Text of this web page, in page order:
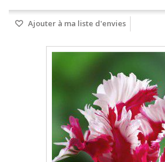
Ajouter à ma liste d'envies